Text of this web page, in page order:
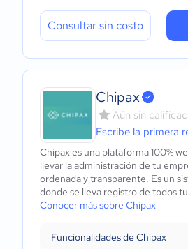
Consultar sin costo
Chipax
Aún sin
Escribe la primera
Chipax es una plataforma 100%
llevar la administración de tu
ordenada y transparente. Es un
donde se lleva registro de todos
Conocer más sobre Chipax
Funcionalidades de Chipax